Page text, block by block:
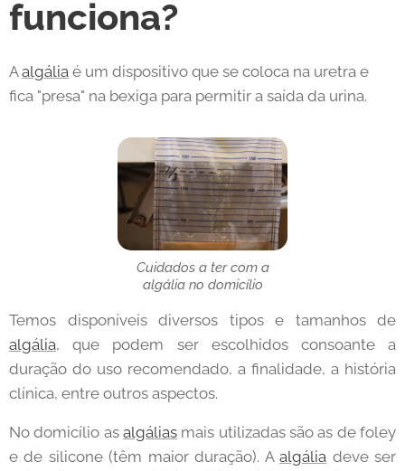
funciona?
Aalgália é um dispositivo que se coloca na uretra e
fica "presa" na bexiga para permitir a saída da urina.
Cuidados a ter com a
algália no domicílio
Temos disponíveis diversos tipos e tamanhos de
algália, que podem ser escolhidos consoante a
duração do uso recomendado, a finalidade, a história
clínica, entre outros aspectos.
No domicílio as algálias mais utilizadas são as de foley
e de silicone (têm maior duração). Aalgália deve ser